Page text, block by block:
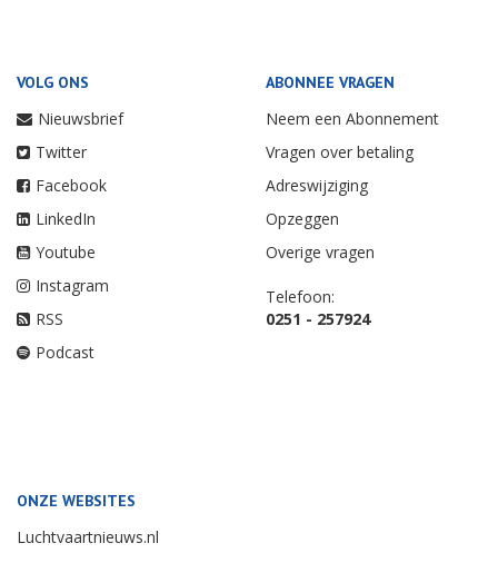
VOLG ONS
Nieuwsbrief
Twitter
Facebook
LinkedIn
Youtube
Instagram
RSS
Podcast
ABONNEE VRAGEN
Neem een Abonnement
Vragen over betaling
Adreswijziging
Opzeggen
Overige vragen
Telefoon:
0251 - 257924
ONZE WEBSITES
Luchtvaartnieuws.nl